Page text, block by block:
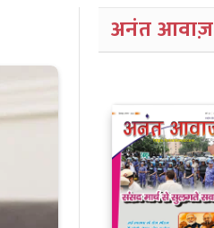
अनंत आवाज़